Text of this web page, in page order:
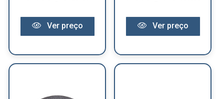
Ver preço Ver preço